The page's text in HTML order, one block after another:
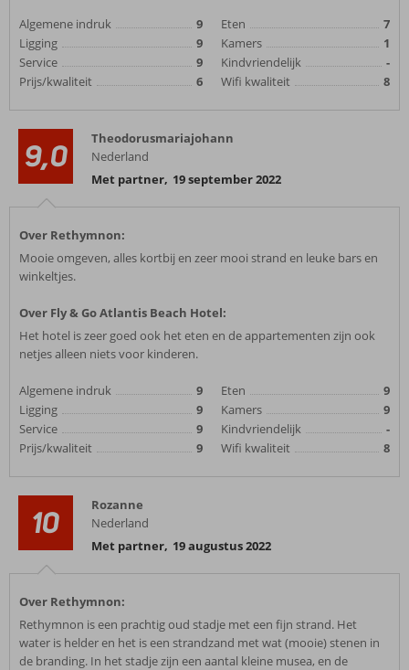
Algemene indruk
9
Ligging
9
Service
9
Prijs/kwaliteit
6
Eten
7
Kamers
1
Kindvriendelijk
-
Wifi kwaliteit
8
9,0
Theodorusmariajohann
Nederland
Met partner, 19 september 2022
Over Rethymnon:
Mooie omgeven, alles kortbij en zeer mooi strand en leuke bars en
winkeltjes.
Over Fly & Go Atlantis Beach Hotel:
Het hotel is zeer goed ook het eten en de appartementen zijn ook
netjes alleen niets voor kinderen.
Algemene indruk
9
Ligging
9
Service
9
Prijs/kwaliteit
9
Eten
9
Kamers
9
Kindvriendelijk
-
Wifi kwaliteit
8
10
Rozanne
Nederland
Met partner, 19 augustus 2022
Over Rethymnon:
Rethymnon is een prachtig oud stadje met een fijn strand. Het
water is helder en het is een strandzand met wat (mooie) stenen in
de branding. In het stadje zijn een aantal kleine musea, en de